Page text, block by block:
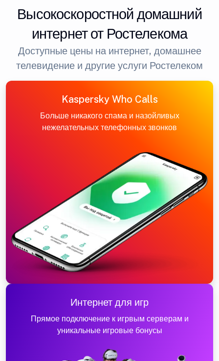
Высокоскоростной домашний
интернет от Ростелекома
Доступные цены на интернет, домашнее
телевидение и другие услуги Ростелеком
Kaspersky Who Calls
Больше никакого спама и назойливых
нежелательных телефонных звонков
Интернет для игр
Прямое подключение к игрвым серверам и
уникальные игровые бонусы